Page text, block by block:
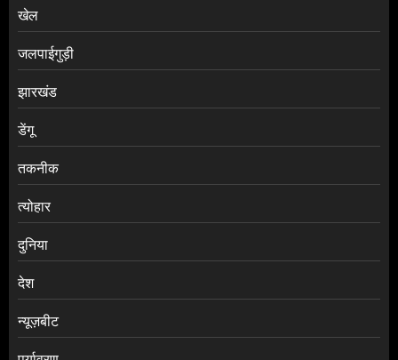
खेल
जलपाईगुड़ी
झारखंड
डेंगू
तकनीक
त्योहार
दुनिया
देश
न्यूज़बीट